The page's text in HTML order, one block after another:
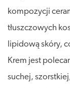
kompozycji
tłuszczowych
lipidową skóry,
Krem jest
suchej,